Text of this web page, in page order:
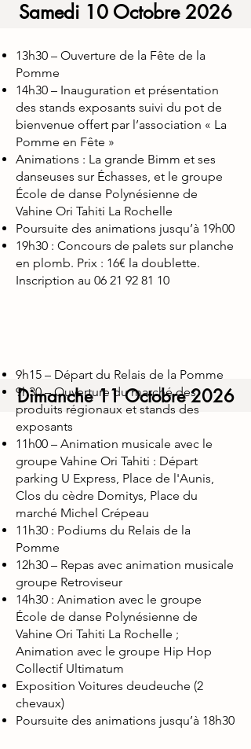
Samedi 10 Octobre 2026
Dimanche 11 Octobre 2026
13h30 – Ouverture de la Fête de la
Pomme
14h30 – Inauguration et présentation
des stands exposants suivi du pot de
bienvenue offert par l’association « La
Pomme en Fête »
Animations : La grande Bimm et ses
danseuses sur Échasses, et le groupe
École de danse Polynésienne de
Vahine Ori Tahiti La Rochelle
Poursuite des animations jusqu’à 19h00
19h30 : Concours de palets sur planche
en plomb. Prix : 16€ la doublette.
Inscription au 06 21 92 81 10
9h15 – Départ du Relais de la Pomme
9h30 – Ouverture du marché des
produits régionaux et stands des
exposants
11h00 – Animation musicale avec le
groupe Vahine Ori Tahiti : Départ
parking U Express, Place de l'Aunis,
Clos du cèdre Domitys, Place du
marché Michel Crépeau
11h30 : Podiums du Relais de la
Pomme
12h30 – Repas avec animation musicale
groupe Retroviseur
14h30 : Animation avec le groupe
École de danse Polynésienne de
Vahine Ori Tahiti La Rochelle ;
Animation avec le groupe Hip Hop
Collectif Ultimatum
Exposition Voitures deudeuche (2
chevaux)
Poursuite des animations jusqu’à 18h30